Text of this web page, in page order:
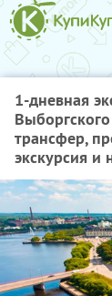
1-дневная
трансфер,
экскурсия и